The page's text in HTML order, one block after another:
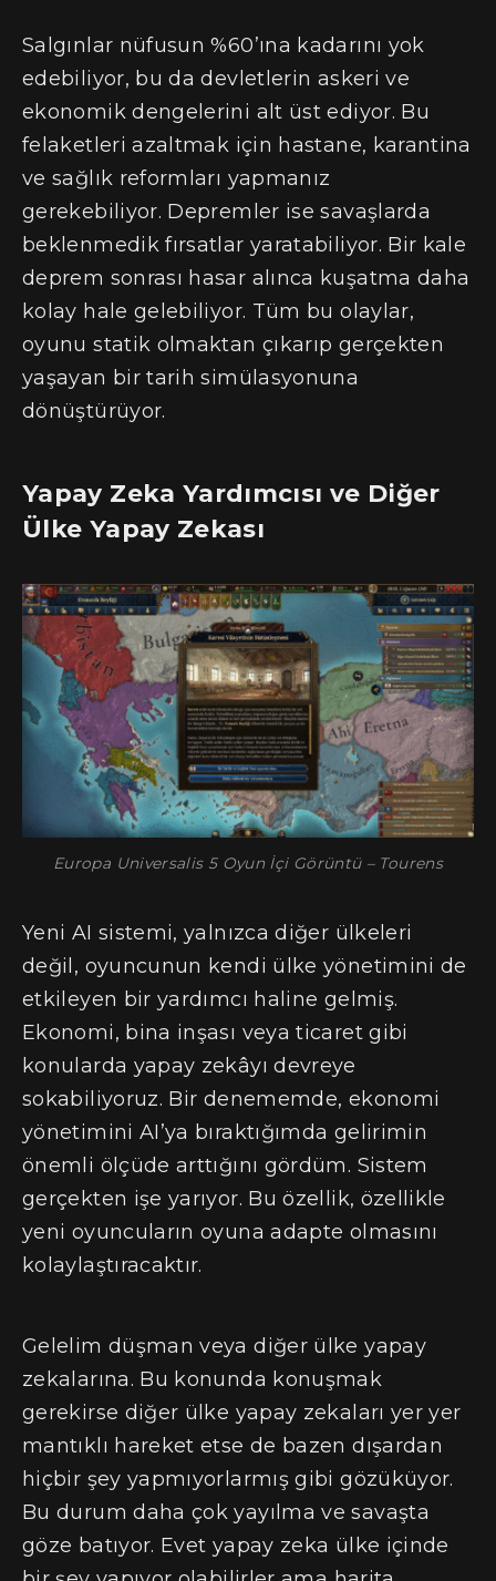
Salgınlar nüfusun %60’ına kadarını yok
edebiliyor, bu da devletlerin askeri ve
ekonomik dengelerini alt üst ediyor. Bu
felaketleri azaltmak için hastane, karantina
ve sağlık reformları yapmanız
gerekebiliyor. Depremler ise savaşlarda
beklenmedik fırsatlar yaratabiliyor. Bir kale
deprem sonrası hasar alınca kuşatma daha
kolay hale gelebiliyor. Tüm bu olaylar,
oyunu statik olmaktan çıkarıp gerçekten
yaşayan bir tarih simülasyonuna
dönüştürüyor.
Yapay Zeka Yardımcısı ve Diğer
Ülke Yapay Zekası
Europa Universalis 5 Oyun İçi Görüntü – Tourens
Yeni AI sistemi, yalnızca diğer ülkeleri
değil, oyuncunun kendi ülke yönetimini de
etkileyen bir yardımcı haline gelmiş.
Ekonomi, bina inşası veya ticaret gibi
konularda yapay zekâyı devreye
sokabiliyoruz. Bir denememde, ekonomi
yönetimini AI’ya bıraktığımda gelirimin
önemli ölçüde arttığını gördüm. Sistem
gerçekten işe yarıyor. Bu özellik, özellikle
yeni oyuncuların oyuna adapte olmasını
kolaylaştıracaktır.
Gelelim düşman veya diğer ülke yapay
zekalarına. Bu konunda konuşmak
gerekirse diğer ülke yapay zekaları yer yer
mantıklı hareket etse de bazen dışardan
hiçbir şey yapmıyorlarmış gibi gözüküyor.
Bu durum daha çok yayılma ve savaşta
göze batıyor. Evet yapay zeka ülke içinde